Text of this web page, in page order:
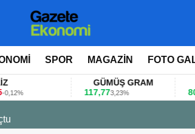
SPOR MAGAZİN FOTO
GÜMÜŞ GRAM
3,23%